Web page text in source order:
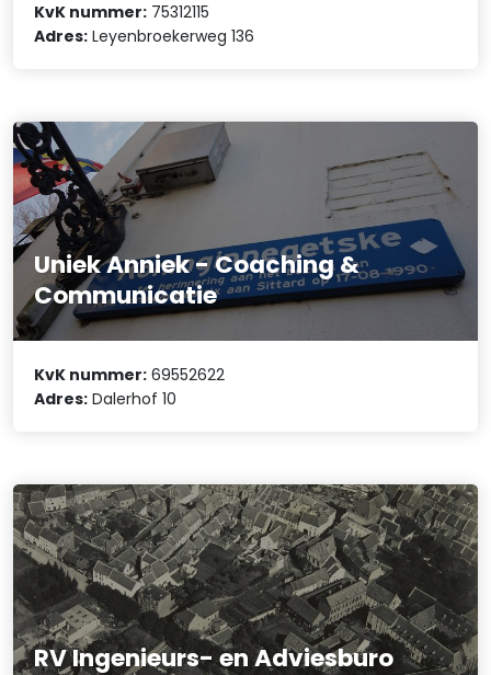
KvK nummer: 75312115
Adres: Leyenbroekerweg 136
Uniek Anniek - Coaching &
Communicatie
KvK nummer: 69552622
Adres: Dalerhof 10
RV Ingenieurs- en Adviesburo